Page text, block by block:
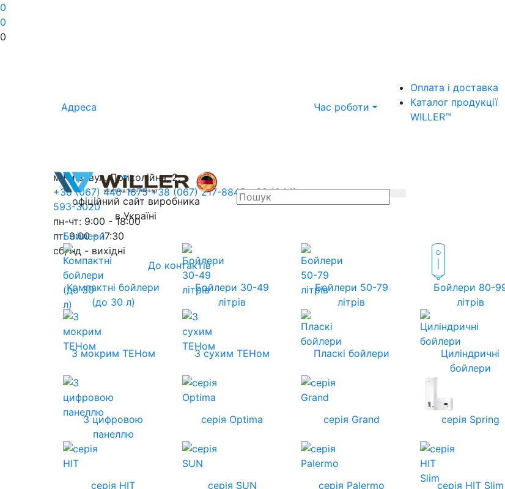
0
0
0
Адреса
м.Київ, вул. Приколійна, 2.
+38 (067) 446-1675 +38 (067) 217-8845 +38 (044)
593-3020
пн-чт: 9:00 - 18:00
пт: 9:00 - 17:30
сб, нд - вихідні
До контактів
Час роботи
Оплата і доставка
Каталог продукції
WILLER™
офіційний сайт виробника
в Україні
Бойлери
Компактні бойлери
(до 30 л)
Бойлери 30-49
літрів
Бойлери 50-79
літрів
Бойлери 80-
літрів
З мокрим ТЕНом З сухим ТЕНом Пласкі бойлери
Циліндричні
бойлери
З цифровою
панеллю
серія Optima серія Grand серія Spring
серія HIT серія SUN серія Palermo серія HIT Slim